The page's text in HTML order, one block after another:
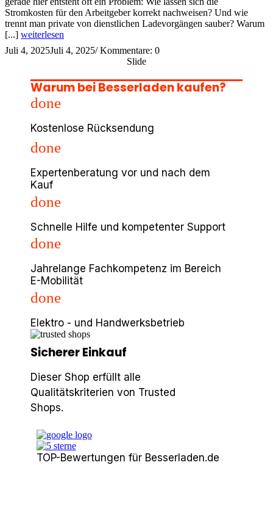
Stromkosten für den Arbeitgeber korrekt nachweisen? Und wie
trennt man private von dienstlichen Ladevorgängen sauber? Warum
[...] weiterlesen
Juli 4, 2025Juli 4, 2025/Kommentare: 0
Slide
Warum bei Besserladen kaufen?
done
Kostenlose Rücksendung
done
Expertenberatung vor und nach dem
Kauf
done
Schnelle Hilfe und kompetenter Support
done
Jahrelange Fachkompetenz im Bereich
E-Mobilität
done
Elektro - und Handwerksbetrieb
Sicherer Einkauf
Dieser Shop erfüllt alle
Qualitätskriterien von Trusted
Shops.
TOP-Bewertungen für Besserladen.de